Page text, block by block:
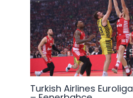
Turkish Airlines